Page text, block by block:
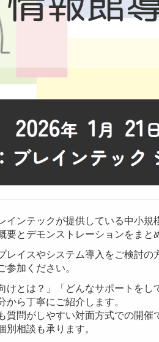
インテックが提供している中小規
要とデモンストレーションをまと
レイスやシステム導入をご検討
参加ください。
けとは？」「どんなサポートをし
から丁寧にご紹介します。
質問がしやすい対面方式での開催
別相談も承ります。